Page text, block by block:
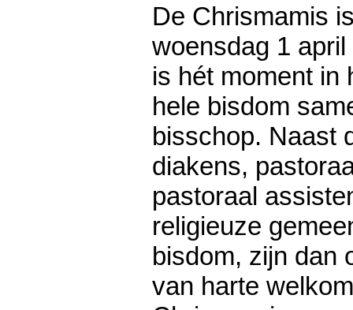
De Chrismamis
woensdag 1
is hét moment in
hele bisdom
bisschop. Naast
diakens,
pastoraal
religieuze
bisdom, zijn dan
van harte